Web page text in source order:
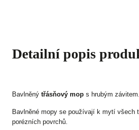
Detailní popis
Bavlněný třásňový mop s hrubým závitem.
Bavlněné mopy se používají k mytí všech
porézních povrchů.